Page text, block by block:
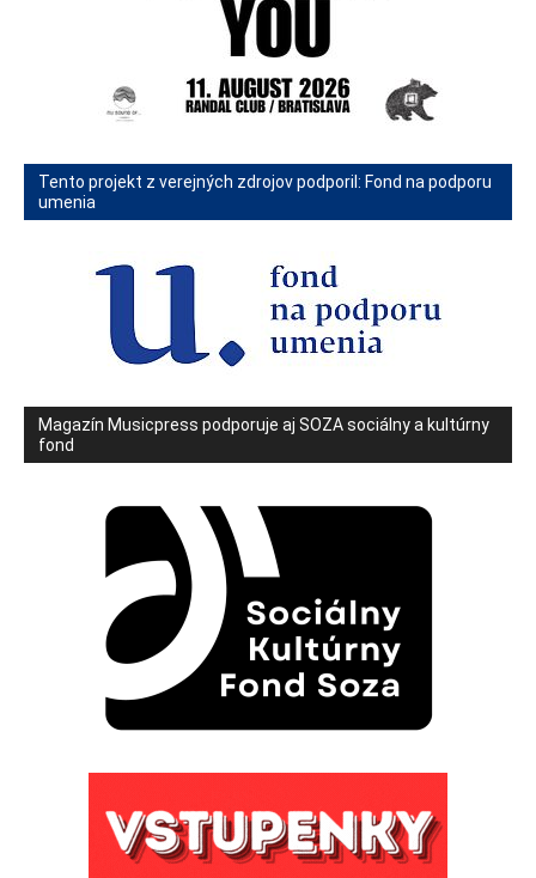
Tento projekt z verejných zdrojov podporil: Fond na podporu
umenia
Magazín Musicpress podporuje aj SOZA sociálny a kultúrny
fond